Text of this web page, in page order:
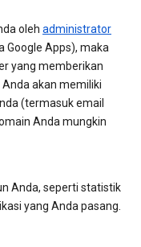
oleh administrator
Google Apps), maka
yang memberikan
akan memiliki
(termasuk email
Anda mungkin
Anda, seperti statistik
yang Anda pasang.